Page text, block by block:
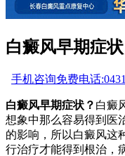
白癜风早期症状
手机咨询免费电话
白癜风早期症状？ 白癜
想象中那么容易得到医
的影响，所以白癜风这
行治疗才能得到根治，